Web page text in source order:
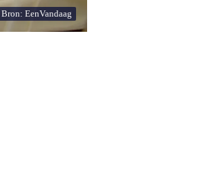
Bron: EenVandaag